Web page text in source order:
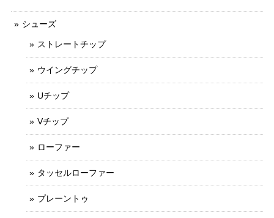
シューズ
ストレートチップ
ウイングチップ
Uチップ
Vチップ
ローファー
タッセルローファー
プレーントゥ